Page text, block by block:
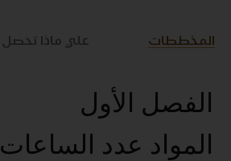
المخططات علي ماذا تحصل
الفصل الأول
المواد عدد الساعات